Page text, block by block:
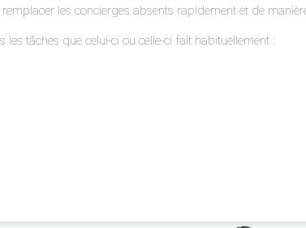
les concierges absents rapidement et de
tâches que celui-ci ou celle-ci fait habituellement :